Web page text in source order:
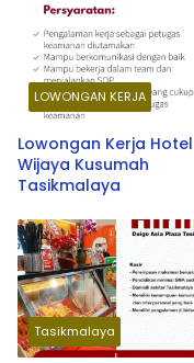
LOWONGAN KERJA
Lowongan Kerja Hotel
Wijaya Kusumah
Tasikmalaya
Tasikmalaya